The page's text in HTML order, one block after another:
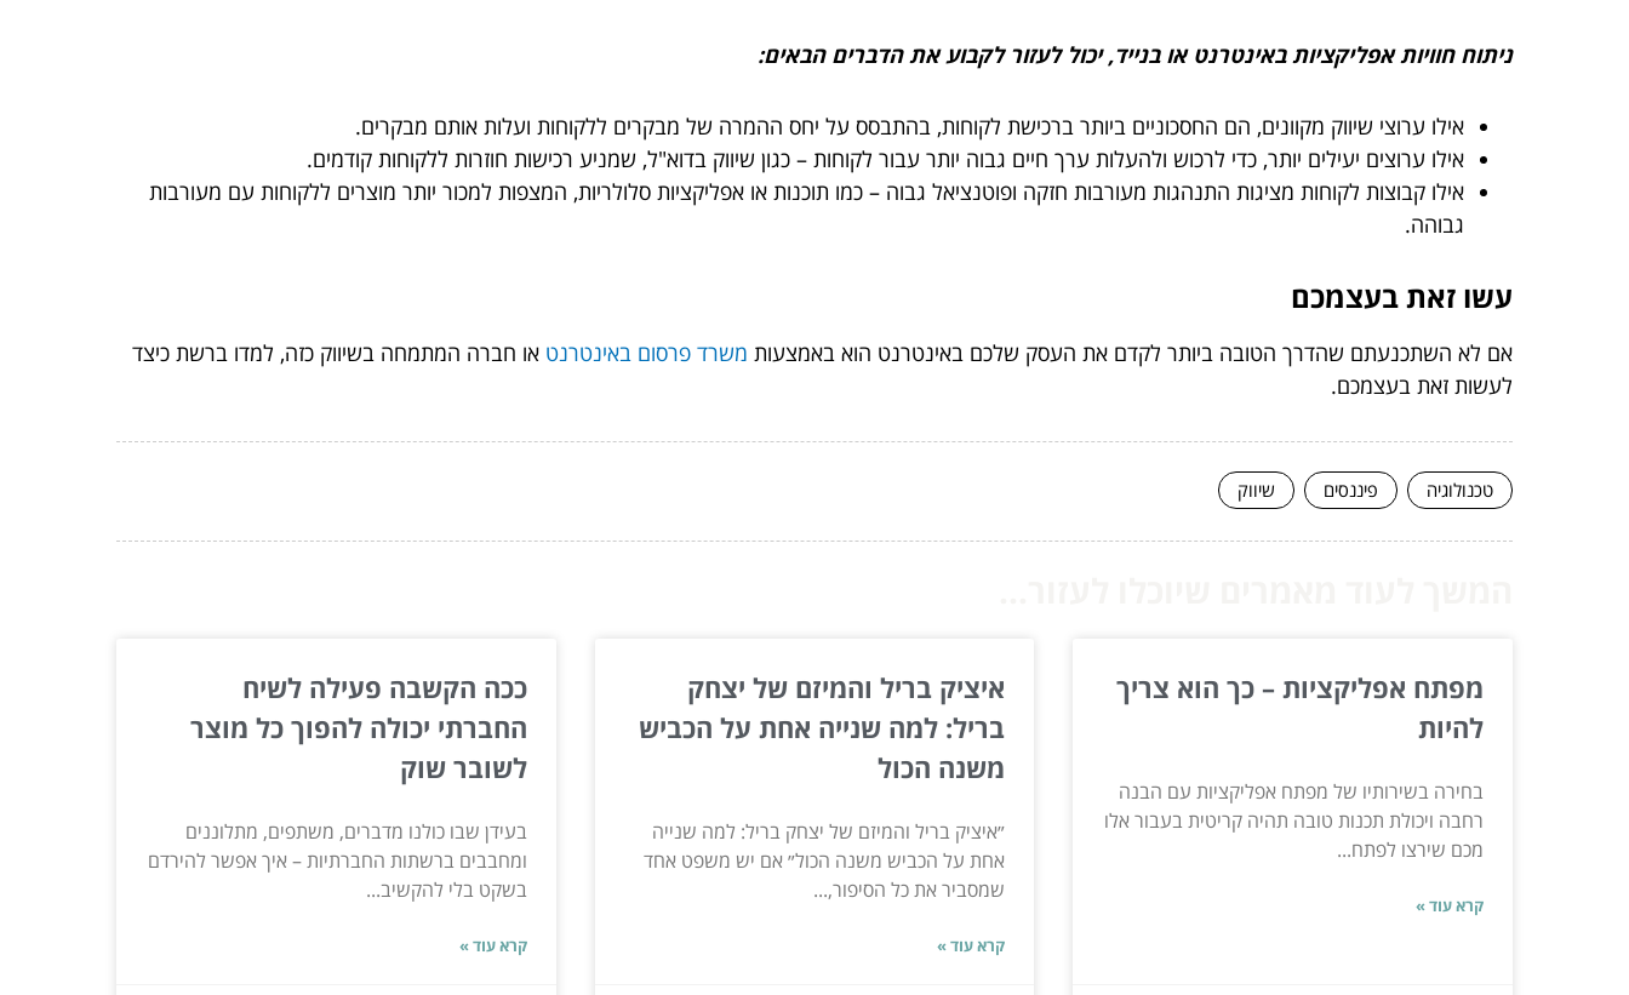
ניתוח חוויות אפליקציות באינטרנט או בנייד, יכול לעזור לקבוע את הדברים הבאים:
אילו ערוצי שיווק מקוונים, הם החסכוניים ביותר ברכישת לקוחות, בהתבסס על יחס ההמרה של מבקרים ללקוחות ועלות אותם מבקרים.
אילו ערוצים יעילים יותר, כדי לרכוש ולהעלות ערך חיים גבוה יותר עבור לקוחות – כגון שיווק בדוא"ל, שמניע רכישות חוזרות ללקוחות קודמים.
אילו קבוצות לקוחות מציגות התנהגות מעורבות חזקה ופוטנציאל גבוה – כמו תוכנות או אפליקציות סלולריות, המצפות למכור יותר מוצרים ללקוחות עם מעורבות
גבוהה.
עשו זאת בעצמכם
אם לא השתכנעתם שהדרך הטובה ביותר לקדם את העסק שלכם באינטרנט הוא באמצעות משרד פרסום באינטרנט או חברה המתמחה בשיווק כזה, למדו ברשת כיצד
לעשות זאת בעצמכם.
טכנולוגיה פיננסים שיווק
מפתח אפליקציות – כך הוא צריך
להיות
בחירה בשירותיו של מפתח אפליקציות עם הבנה
רחבה ויכולת תכנות טובה תהיה קריטית בעבור אלו
מכם שירצו לפתח...
קרא עוד »
איציק בריל והמיזם של יצחק
בריל: למה שנייה אחת על הכביש
משנה הכול
״איציק בריל והמיזם של יצחק בריל: למה שנייה
אחת על הכביש משנה הכול״ אם יש משפט אחד
שמסביר את כל הסיפור,...
קרא עוד »
ככה הקשבה פעילה לשיח
החברתי יכולה להפוך כל מוצר
לשובר שוק
בעידן שבו כולנו מדברים, משתפים, מתלוננים
ומחבבים ברשתות החברתיות – איך אפשר להירדם
בשקט בלי להקשיב...
קרא עוד »